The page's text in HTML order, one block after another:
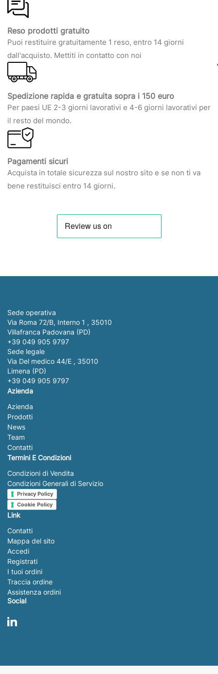
Reso prodotti gratuito
Puoi restituire gratuitamente 1 reso, entro 14 giorni
dall'acquisto. Mettiti in contatto con noi
Spedizione rapida e gratuita sopra i 150 euro
Per paesi UE 2-3 giorni lavorativi e 4-6 giorni lavorativi per
il resto del mondo.
Pagamenti sicuri
Acquista in totale sicurezza sul nostro sito e se non ti va
bene restituisci entro 14 giorni.
Sede operativa
Via Roma 72/B, Interno 1 , 35010
Villafranca Padovana (PD)
+39 049 905 9797
Sede legale
Via Del medico 44/E , 35010
Limena (PD)
+39 049 905 9797
Azienda
Azienda
Prodotti
News
Team
Contatti
Termini E Condizioni
Condizioni di Vendita
Condizioni Generali di Servizio
Privacy Policy
Cookie Policy
Link
Contatti
Mappa del sito
Accedi
Registrati
I tuoi ordini
Traccia ordine
Assistenza ordini
Social
LinkedIn